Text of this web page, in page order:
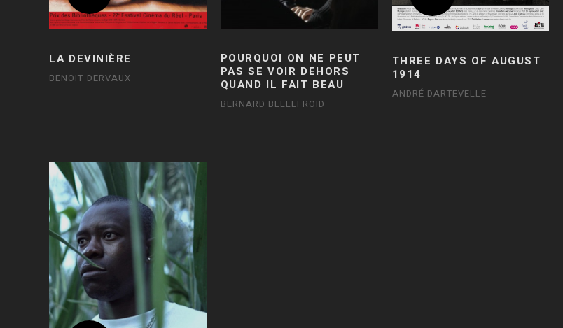
LA DEVINIÈRE
BENOIT DERVAUX
POURQUOI ON NE PEUT
PAS SE VOIR DEHORS
QUAND IL FAIT BEAU
BERNARD BELLEFROID
THREE DAYS OF AUGUST
1914
ANDRÉ DARTEVELLE